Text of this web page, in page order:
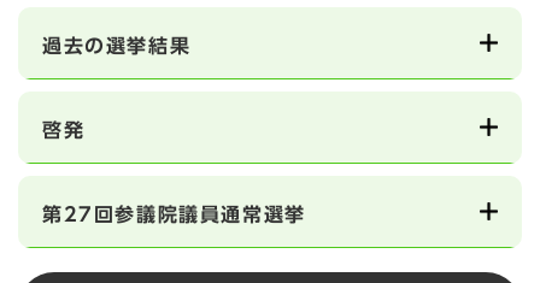
過去の選挙結果
啓発
第27回参議院議員通常選挙